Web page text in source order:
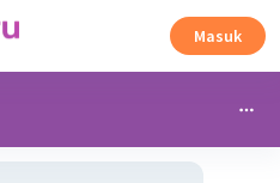
Masuk